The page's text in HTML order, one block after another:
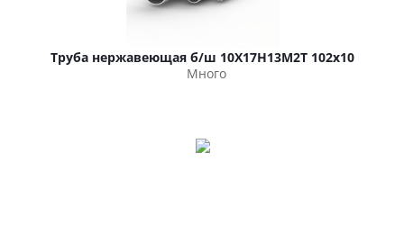
Труба нержавеющая б/ш 10Х17Н13М2Т 102х10
Много